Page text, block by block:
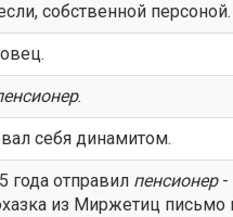
собственной персоной.
.
себя динамитом.
года отправил пенсионер-
из Миржетиц письмо